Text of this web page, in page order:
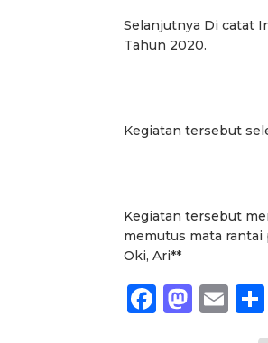
Selanjutnya Di catat
Tahun 2020.
Kegiatan tersebut
Kegiatan tersebut
memutus mata rantai
Oki, Ari**